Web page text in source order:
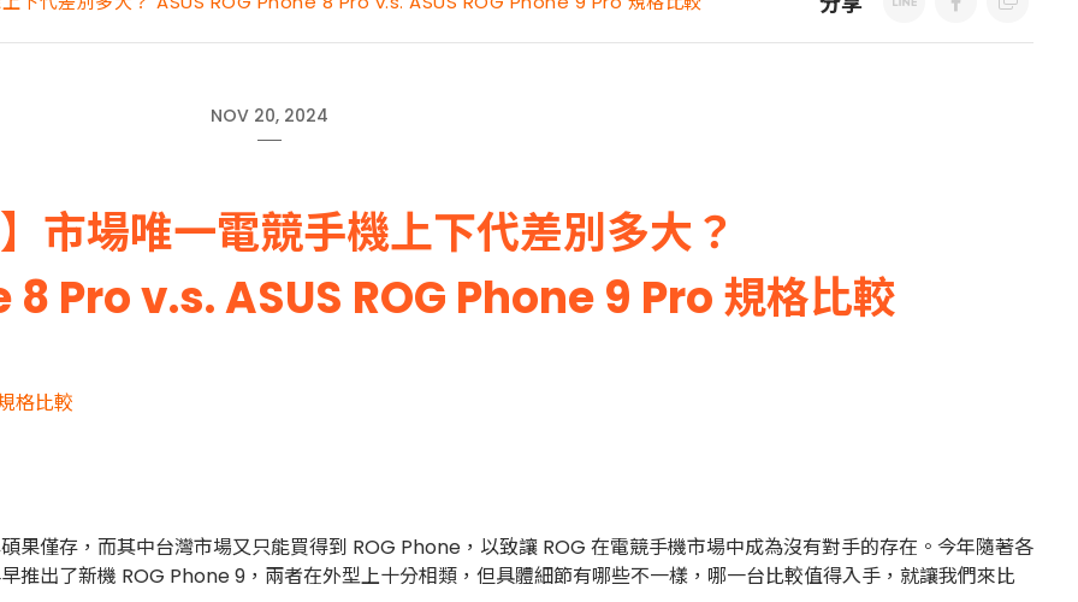
NOV 20, 2024
市場唯一電競手機上下代差別多大？
8 Pro v.s. ASUS ROG Phone 9 Pro 規格比較
格比較
果僅存，而其中台灣市場又只能買得到 ROG Phone，以致讓 ROG 在電競手機市場中成為沒有對手的存在。今年隨著各
推出了新機 ROG Phone 9，兩者在外型上十分相類，但具體細節有哪些不一樣，哪一台比較值得入手，就讓我們來比